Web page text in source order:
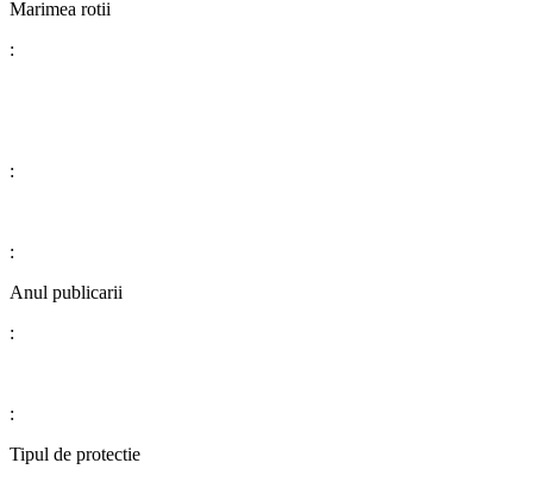
Marimea rotii
:
:
:
Anul publicarii
:
:
Tipul de protectie